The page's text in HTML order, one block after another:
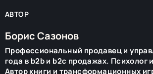
АВТОР
Борис Сазонов
Профессиональный продавец и
года в b2b и b2c продажах. Психолог
Автор книги и трансформационных